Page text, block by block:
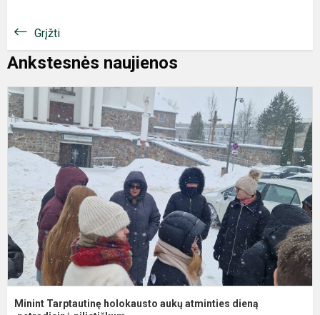
Grįžti
Ankstesnės naujienos
Minint Tarptautinę holokausto aukų atminties dieną